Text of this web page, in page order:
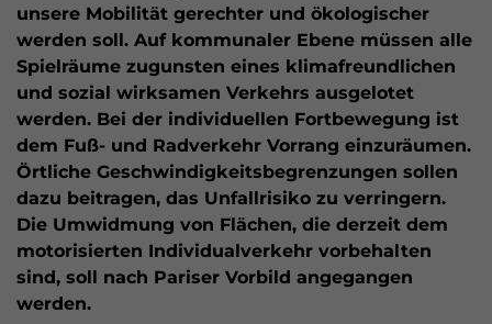
unsere Mobilität gerechter und ökologischer
werden soll. Auf kommunaler Ebene müssen alle
Spielräume zugunsten eines klimafreundlichen
und sozial wirksamen Verkehrs ausgelotet
werden. Bei der individuellen Fortbewegung ist
dem Fuß- und Radverkehr Vorrang einzuräumen.
Örtliche Geschwindigkeitsbegrenzungen sollen
dazu beitragen, das Unfallrisiko zu verringern.
Die Umwidmung von Flächen, die derzeit dem
motorisierten Individualverkehr vorbehalten
sind, soll nach Pariser Vorbild angegangen
werden.